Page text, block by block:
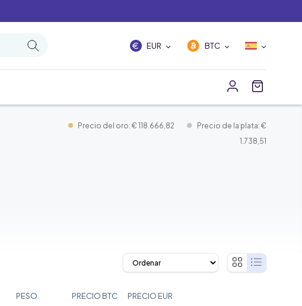
EUR BTC
Precio del oro: € 118.666,82
Precio de la plata: €
1.738,51
PESO PRECIO BTC PRECIO EUR